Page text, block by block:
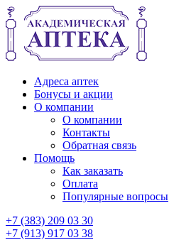
Адреса аптек
Бонусы и акции
О компании
О компании
Контакты
Обратная связь
Помощь
Как заказать
Оплата
Популярные вопросы
+7 (383) 209 03 30
+7 (913) 917 03 38